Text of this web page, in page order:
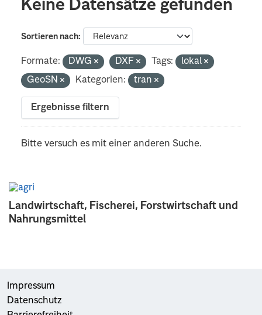
Landwirtschaft, Fischerei, Forstwirtschaft und
Nahrungsmittel
Keine Datensätze gefunden
Sortieren nach
Formate: DWG DXF Tags:
lokal
GeoSN
Kategorien: tran
Ergebnisse filtern
Bitte versuch es mit einer anderen Suche.
Impressum
Datenschutz